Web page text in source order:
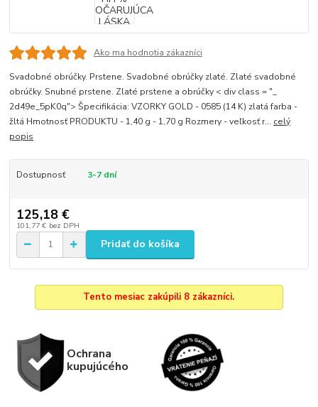
Ako ma hodnotia zákazníci
Svadobné obrúčky. Prstene. Svadobné obrúčky zlaté. Zlaté svadobné
obrúčky. Snubné prstene. Zlaté prstene a obrúčky < div class = "_
2d49e_5pK0q"> Špecifikácia: VZORKY GOLD - 0585 (14 K) zlatá farba -
žltá Hmotnosť PRODUKTU - 1,40 g - 1,70 g Rozmery - veľkosť r... celý
popis
Dostupnosť 3-7 dní
125,18 €
101,77 € bez DPH
Pridať do košíka
Tento mesiac zakúpili 8 zákazníci.
Ochrana
kupujúcého